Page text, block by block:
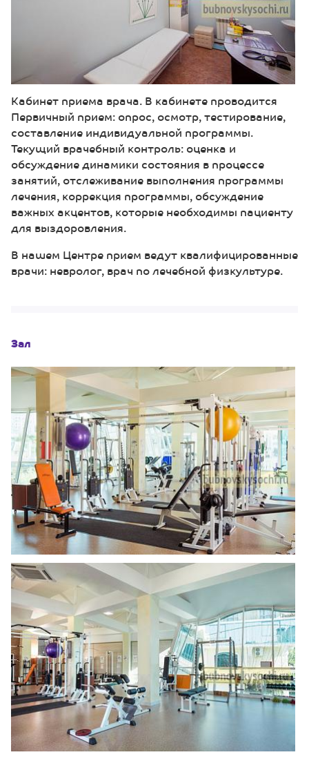
Кабинет приема врача. В кабинете проводится
Первичный прием: опрос, осмотр, тестирование,
составление индивидуальной программы.
Текущий врачебный контроль: оценка и
обсуждение динамики состояния в процессе
занятий, отслеживание выполнения программы
лечения, коррекция программы, обсуждение
важных акцентов, которые необходимы пациенту
для выздоровления.
В нашем Центре прием ведут квалифицированные
врачи: невролог, врач по лечебной физкультуре.
Зал